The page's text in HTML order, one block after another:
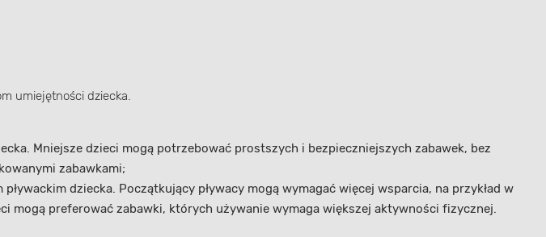
umiejętności dziecka.
Mniejsze dzieci mogą potrzebować prostszych i bezpieczniejszych zabawek, bez
zabawkami;
dziecka. Początkujący pływacy mogą wymagać więcej wsparcia, na przykład w
mogą preferować zabawki, których używanie wymaga większej aktywności fizycznej.